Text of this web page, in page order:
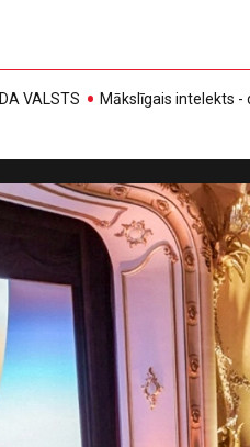
VALSTS
Mākslīgais intelekts -